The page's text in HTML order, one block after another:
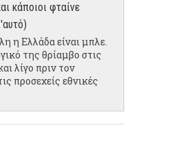
κάποιοι φταίνε
η Ελλάδα είναι μπλε.
της θρίαμβο στις
λίγο πριν τον
προσεχείς εθνικές